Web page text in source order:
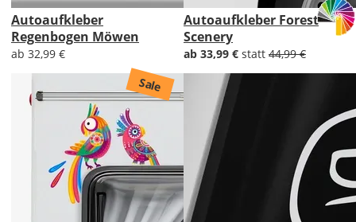
Autoaufkleber
Regenbogen Möwen
ab 32,99 €
Autoaufkleber Forest
Scenery
ab 33,99 € statt 44,99 €
Sale